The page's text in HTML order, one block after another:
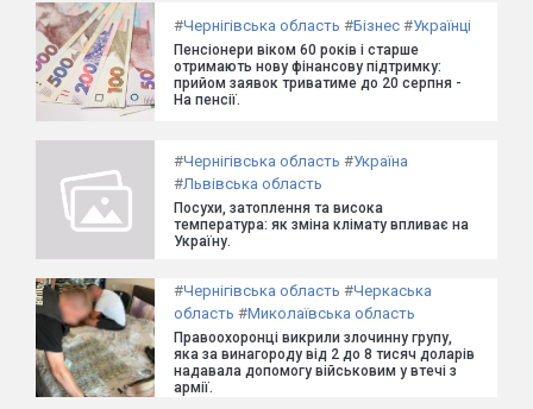
#Чернігівська область #Бізнес #Українці
Пенсіонери віком 60 років і старше
отримають нову фінансову підтримку:
прийом заявок триватиме до 20 серпня -
На пенсії.
#Чернігівська область #Україна
#Львівська область
Посухи, затоплення та висока
температура: як зміна клімату впливає на
Україну.
#Чернігівська область #Черкаська
область #Миколаївська область
Правоохоронці викрили злочинну групу,
яка за винагороду від 2 до 8 тисяч доларів
надавала допомогу військовим у втечі з
армії.